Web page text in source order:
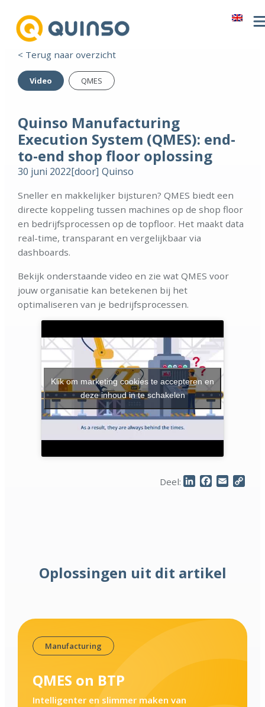
< Terug naar overzicht
Video QMES
Quinso Manufacturing
Execution System (QMES): end-
to-end shop floor oplossing
30 juni 2022[door] Quinso
Sneller en makkelijker bijsturen? QMES biedt een
directe koppeling tussen machines op de shop floor
en bedrijfsprocessen op de topfloor. Het maakt data
real-time, transparant en vergelijkbaar via
dashboards.
Bekijk onderstaande video en zie wat QMES voor
jouw organisatie kan betekenen bij het
optimaliseren van je bedrijfsprocessen.
Klik om marketing cookies te accepteren en
deze inhoud in te schakelen
Deel: LinkedInFacebook
Email
Oplossingen uit dit artikel
Manufacturing
QMES on BTP
Intelligenter en slimmer maken van